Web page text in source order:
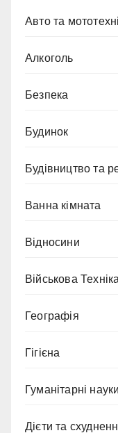
Авто та
Алкоголь
Безпека
Будинок
Будівництво та
Ванна кімната
Відносини
Військова
Географія
Гігієна
Гуманітарні науки
Дієти та